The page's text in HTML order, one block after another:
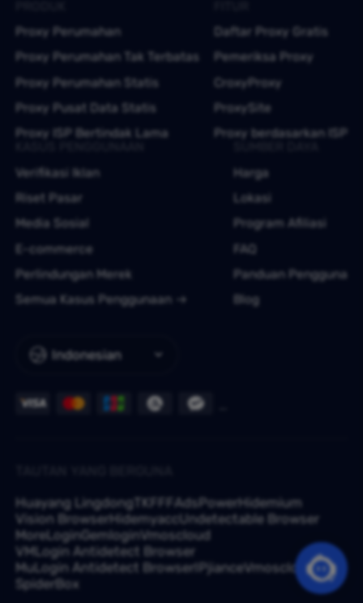
Indonesian
Proxy Perumahan
Proxy Perumahan Tak Terbatas
Proxy Perumahan Statis
Proxy Pusat Data Statis
Proxy ISP Bertindak Lama
Daftar Proxy Gratis
Pemeriksa Proxy
CroxyProxy
ProxySite
Proxy berdasarkan ISP
Verifikasi Iklan
Riset Pasar
Media Sosial
E-commerce
Perlindungan Merek
Semua Kasus Penggunaan
Harga
Lokasi
Program Afiliasi
FAQ
Panduan Pengguna
Blog
Huayang Lingdong TKFFF AdsPowerHidemium
Vision BrowserHidemyaccUndetectable Browser
MoreLoginGemloginVmoscloud
VMLogin Antidetect Browser
MuLogin Antidetect BrowserIPjianceVmoscloud
SpiderBox